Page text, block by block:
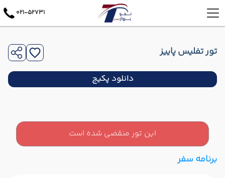
021-52731
تور تفلیس پاییز
دانلود پکیج
این تور منقضی شده است
برنامه سفر